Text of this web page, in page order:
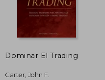
dcto.
Dominar El Trading
Carter, John F.